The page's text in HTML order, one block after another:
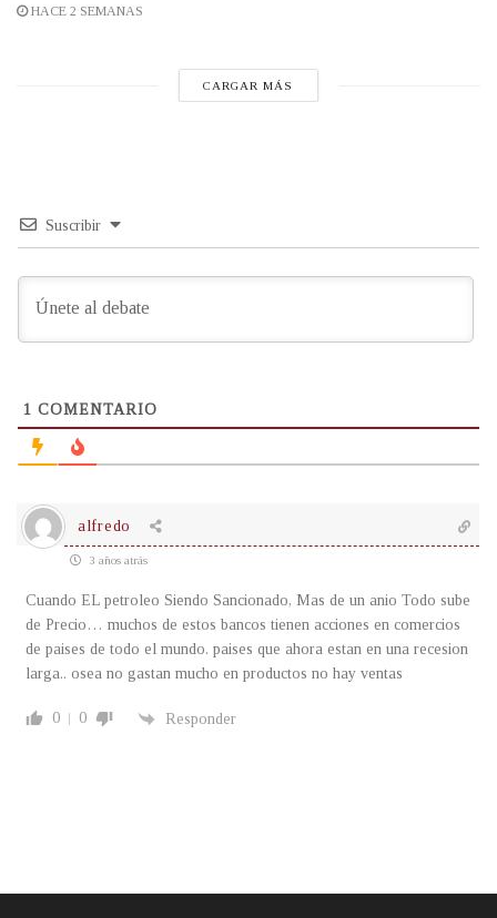
HACE 2 SEMANAS
CARGAR MÁS
Suscribir
1 COMENTARIO
alfredo
3 años atrás
Cuando EL petroleo Siendo Sancionado, Mas de un anio Todo sube
de Precio… muchos de estos bancos tienen acciones en comercios
de paises de todo el mundo. paises que ahora estan en una recesion
larga.. osea no gastan mucho en productos no hay ventas
0 0 Responder